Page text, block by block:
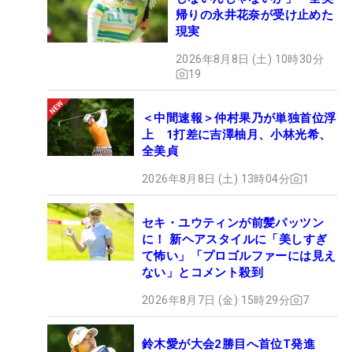
帰りの永井花奈が受け止めた
現実
2026年8月8日 (土) 10時30分
19
＜中間速報＞仲村果乃が単独首位浮
上 1打差に吉澤柚月、小林光希、
全美貞
2026年8月8日 (土) 13時04分 1
セキ・ユウティンが前髪パッツン
に！ 新ヘアスタイルに「美しすぎ
て怖い」「プロゴルファーには見え
ない」とコメント殺到
2026年8月7日 (金) 15時29分 7
鈴木愛が大会2勝目へ首位T発進